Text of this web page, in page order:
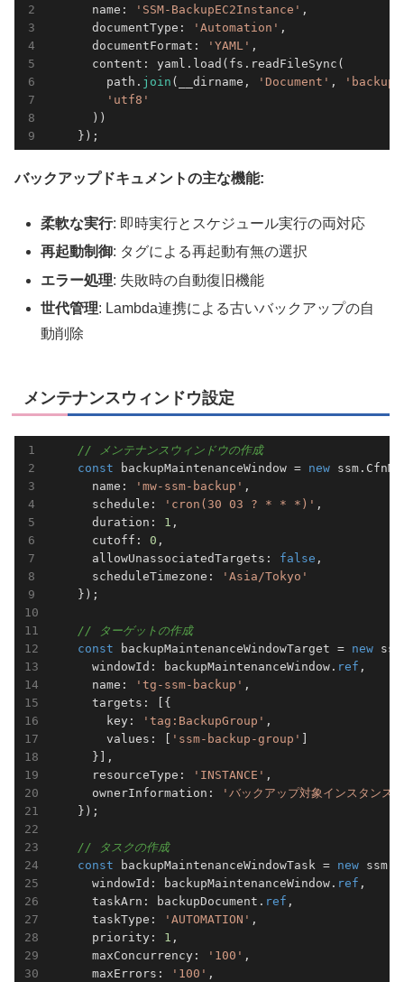
      name:
'SSM-BackupEC2Instance'
      documentType:
'Automation'
      documentFormat:
'YAML'
content:
        path.
join (__dirname, 'Document' ,
'utf8'
      ))
バックアップドキュメントの主な機能:
柔軟な実行: 即時実行とスケジュール実行の両対応
再起動制御: タグによる再起動有無の選択
エラー処理: 失敗時の自動復旧機能
世代管理: Lambda連携による古いバックアップの自
動削除
メンテナンスウィンドウ設定
// メンテナンスウィンドウの作成
const backupMaintenanceWindow = new
      name:
'mw-ssm-backup'
      schedule:
'cron(30 03 ? * * *)'
      duration:
1
      cutoff:
0
      allowUnassociatedTargets:
false
      scheduleTimezone:
'Asia/Tokyo'
    });
// ターゲットの作成
const backupMaintenanceWindowTarget = new
      windowId: backupMaintenanceWindow.
ref
      name:
'tg-ssm-backup'
        key:
'tag:BackupGroup'
        values: [
'ssm-backup-group'
      }],
      resourceType:
'INSTANCE'
      ownerInformation:
'バックアップ対象インスタンス'
    });
// タスクの作成
const backupMaintenanceWindowTask = new
      windowId: backupMaintenanceWindow.
ref
      taskArn: backupDocument.
ref
      taskType:
'AUTOMATION'
      priority:
1
      maxConcurrency:
'100'
      maxErrors:
'100'